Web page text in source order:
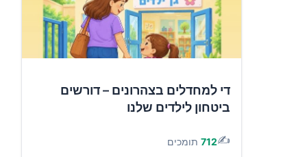
די למחדלים בצהרונים – דורשים
ביטחון לילדים שלנו
✍️
712 תומכים